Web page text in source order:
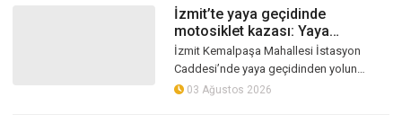
İzmit’te yaya geçidinde
motosiklet kazası: Yaya
yaralandı
İzmit Kemalpaşa Mahallesi İstasyon
Caddesi’nde yaya geçidinden yolun
karşısına geçmek isteyen kişiye
03 Ağustos 2026